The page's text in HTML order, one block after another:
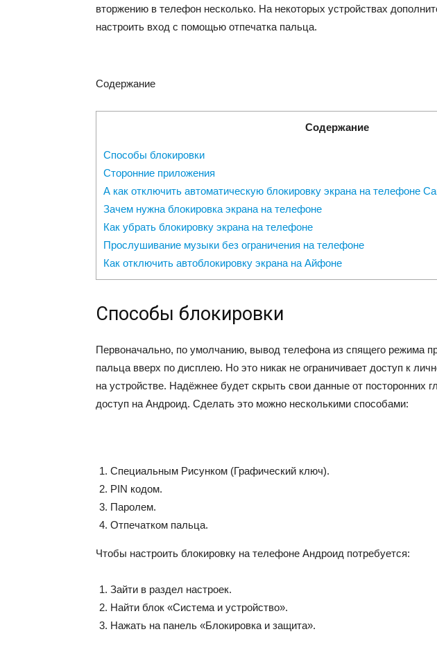
вторжению в телефон несколько. На некоторых устройствах
настроить вход с помощью отпечатка пальца.
Содержание
Содержание
Способы блокировки
Сторонние приложения
А как отключить автоматическую блокировку экрана на телефоне
Зачем нужна блокировка экрана на телефоне
Как убрать блокировку экрана на телефоне
Прослушивание музыки без ограничения на телефоне
Как отключить автоблокировку экрана на Айфоне
Способы блокировки
Первоначально, по умолчанию, вывод телефона из спящего режима
пальца вверх по дисплею. Но это никак не ограничивает доступ к
на устройстве. Надёжнее будет скрыть свои данные от посторонних
доступ на Андроид. Сделать это можно несколькими способами:
Специальным Рисунком (Графический ключ).
PIN кодом.
Паролем.
Отпечатком пальца.
Чтобы настроить блокировку на телефоне Андроид потребуется:
Зайти в раздел настроек.
Найти блок «Система и устройство».
Нажать на панель «Блокировка и защита».